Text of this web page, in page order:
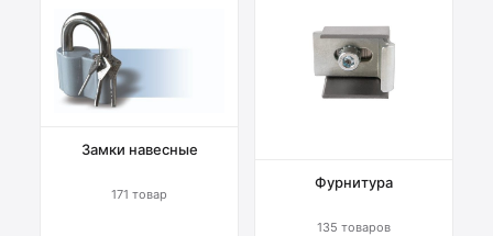
Замки навесные
171 товар
Фурнитура
135 товаров